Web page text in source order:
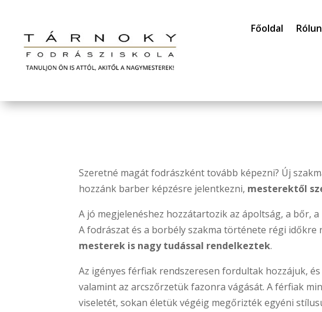
Főoldal
Szeretné magát fodrászként tovább képezni? Új
hozzánk barber képzésre jelentkezni, mesterektől
A jó megjelenéshez hozzátartozik az ápoltság, a bőr,
A fodrászat és a borbély szakma története régi időkre
mesterek is nagy tudással rendelkeztek.
Az igényes férfiak rendszeresen fordultak hozzájuk,
valamint az arcszőrzetük fazonra vágását. A férfiak
viseletét, sokan életük végéig megőrizték egyéni